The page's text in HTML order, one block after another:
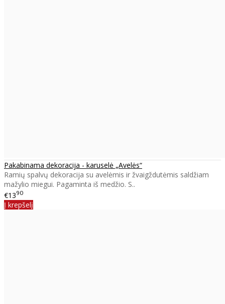
Pakabinama dekoracija - karuselė „Avelės“
Ramių spalvų dekoracija su avelėmis ir žvaigždutėmis saldžiam
mažylio miegui. Pagaminta iš medžio. S..
€1390
Į krepšelį